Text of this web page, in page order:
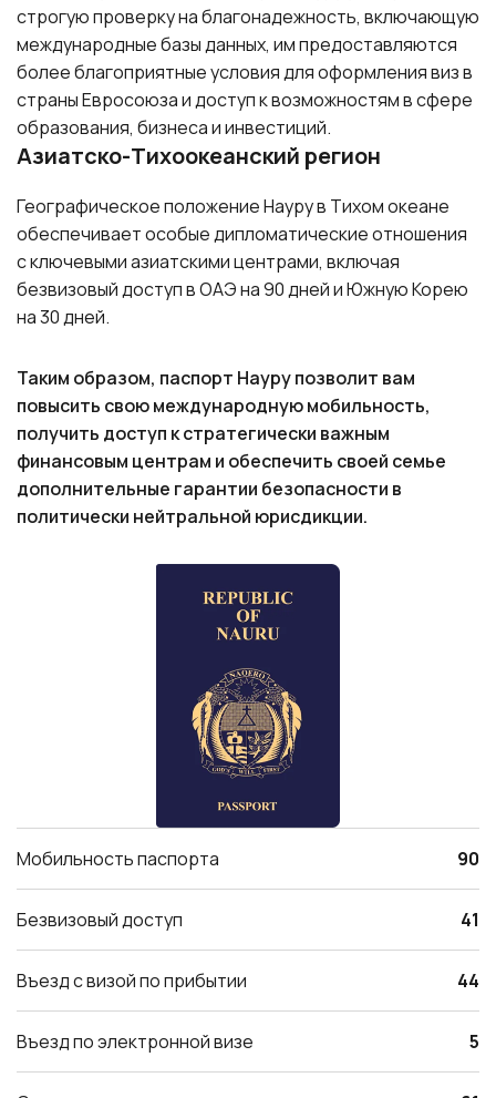
страны Евросоюза и доступ к возможностям в сфере
образования, бизнеса и инвестиций.
Азиатско-Тихоокеанский регион
Географическое положение Науру в Тихом океане
обеспечивает особые дипломатические отношения
с ключевыми азиатскими центрами, включая
безвизовый доступ в ОАЭ на 90 дней и Южную Корею
на 30 дней.
Таким образом, паспорт Науру позволит вам
повысить свою международную мобильность,
финансовым центрам и обеспечить своей семье
дополнительные гарантии безопасности в
политически нейтральной юрисдикции.
Мобильность паспорта
Безвизовый доступ 41
Въезд с визой по прибытии 44
Въезд по электронной визе 5
Сила паспорта 61